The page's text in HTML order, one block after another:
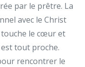
par le prêtre. La
avec le Christ
le cœur et
tout proche.
rencontrer le